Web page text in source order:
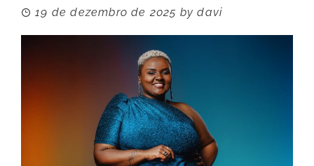
19 de dezembro de 2025 bydavi